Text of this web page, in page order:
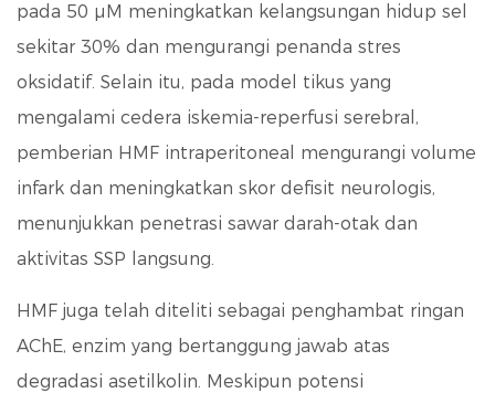
pada 50 µM meningkatkan kelangsungan hidup sel
sekitar 30% dan mengurangi penanda stres
oksidatif. Selain itu, pada model tikus yang
mengalami cedera iskemia-reperfusi serebral,
pemberian HMF intraperitoneal mengurangi volume
infark dan meningkatkan skor defisit neurologis,
menunjukkan penetrasi sawar darah-otak dan
aktivitas SSP langsung.
HMF juga telah diteliti sebagai penghambat ringan
AChE, enzim yang bertanggung jawab atas
degradasi asetilkolin. Meskipun potensi